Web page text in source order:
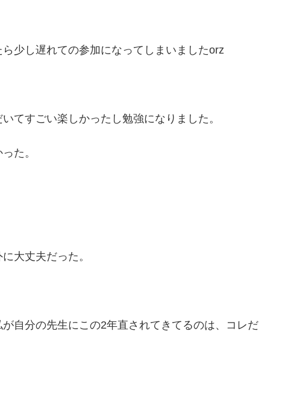
少し遅れての参加になってしまいましたorz
てすごい楽しかったし勉強になりました。
た。
大丈夫だった。
自分の先生にこの2年直されてきてるのは、コレだ